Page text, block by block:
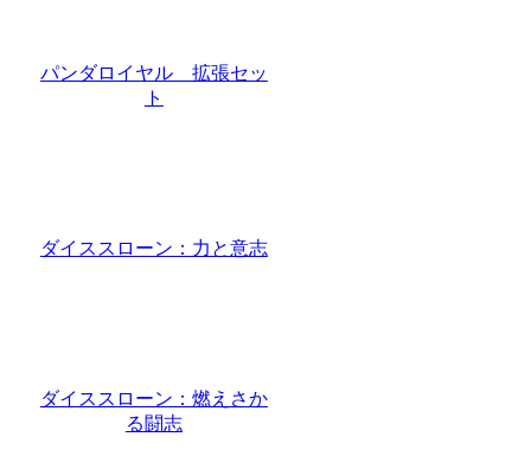
パンダロイヤル 拡張セッ
ト
ダイススローン：力と意志
ダイススローン：燃えさか
る闘志